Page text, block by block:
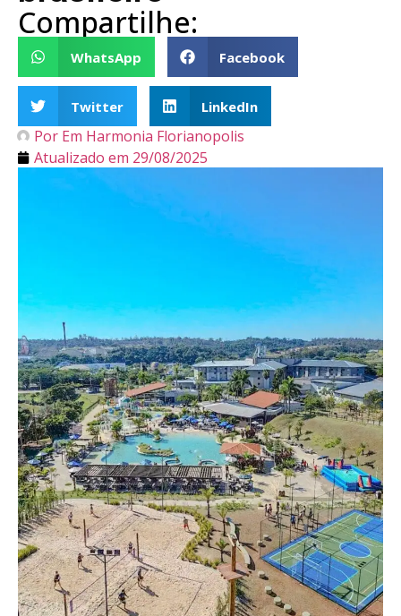
Compartilhe:
WhatsApp Facebook
Twitter LinkedIn
Por Em Harmonia Florianopolis
Atualizado em 29/08/2025